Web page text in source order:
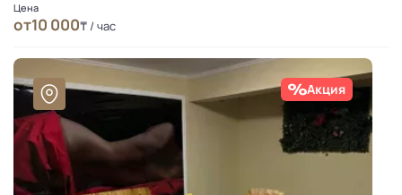
Цена
от10 000₸ / час
Акция